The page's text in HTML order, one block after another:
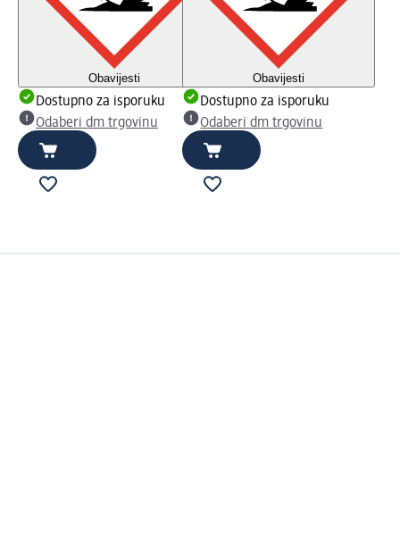
Obavijesti
Dostupno za isporuku
Odaberi dm trgovinu
Obavijesti
Dostupno za isporuku
Odaberi dm trgovinu